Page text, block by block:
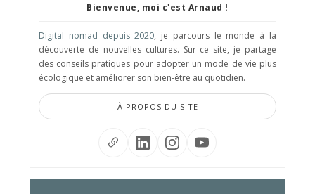
Bienvenue, moi c'est Arnaud !
Digital nomad depuis 2020, je parcours le monde à la
découverte de nouvelles cultures. Sur ce site, je partage
des conseils pratiques pour adopter un mode de vie plus
écologique et améliorer son bien-être au quotidien.
À PROPOS DU SITE